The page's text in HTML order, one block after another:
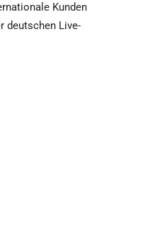
Kunden
deutschen Live-